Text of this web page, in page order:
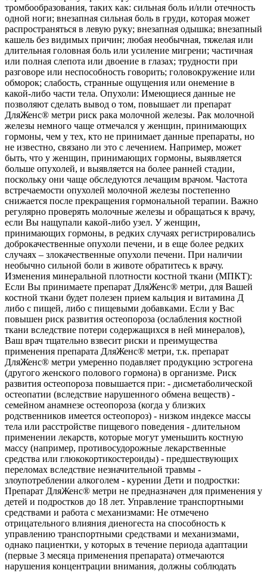
тромбообразования, таких как: сильная боль и/или отечность
одной ноги; внезапная сильная боль в груди, которая может
распространяться в левую руку; внезапная одышка; внезапный
кашель без видимых причин; любая необычная, тяжелая или
длительная головная боль или усиление мигрени; частичная
или полная слепота или двоение в глазах; трудности при
разговоре или неспособность говорить; головокружение или
обморок; слабость, странные ощущения или онемение в
какой-либо части тела. Опухоли: Имеющиеся данные не
позволяют сделать вывод о том, повышает ли препарат
ДляЖенс® метри риск рака молочной железы. Рак молочной
железы немного чаще отмечался у женщин, принимающих
гормоны, чем у тех, кто не принимает данные препараты, но
не известно, связано ли это с лечением. Например, может
быть, что у женщин, принимающих гормоны, выявляется
больше опухолей, и выявляется на более ранней стадии,
поскольку они чаще обследуются лечащим врачом. Частота
встречаемости опухолей молочной железы постепенно
снижается после прекращения гормональной терапии. Важно
регулярно проверять молочные железы и обращаться к врачу,
если Вы нащупали какой-либо узел. У женщин,
принимающих гормоны, в редких случаях регистрировались
доброкачественные опухоли печени, и в еще более редких
случаях – злокачественные опухоли печени. При наличии
необычно сильной боли в животе обратитесь к врачу.
Изменения минеральной плотности костной ткани (МПКТ):
Если Вы принимаете препарат ДляЖенс® метри, для Вашей
костной ткани будет полезен прием кальция и витамина Д
либо с пищей, либо с пищевыми добавками. Если у Вас
повышен риск развития остеопороза (ослабления костной
ткани вследствие потери содержащихся в ней минералов),
Ваш врач тщательно взвесит риски и преимущества
применения препарата ДляЖенс® метри, т.к. препарат
ДляЖенс® метри умеренно подавляет продукцию эстрогена
(другого женского полового гормона) в организме. Риск
развития остеопороза повышается при: - дисметаболической
остеопатии (вследствие нарушенного обмена веществ) -
семейном анамнезе остеопороза (когда у близких
родственников имеется остеопороз) - низком индексе массы
тела или расстройстве пищевого поведения - длительном
применении лекарств, которые могут уменьшить костную
массу (например, противосудорожные лекарственные
средства или глюкокортикостероиды) - предшествующих
переломах вследствие незначительной травмы -
злоупотреблении алкоголем - курении Дети и подростки:
Препарат ДляЖенс® метри не предназначен для применения у
детей и подростков до 18 лет. Управление транспортными
средствами и работа с механизмами: Не отмечено
отрицательного влияния диеногеста на способность к
управлению транспортными средствами и механизмами,
однако пациентки, у которых в течение периода адаптации
(первые 3 месяца применения препарата) отмечаются
нарушения концентрации внимания, должны соблюдать